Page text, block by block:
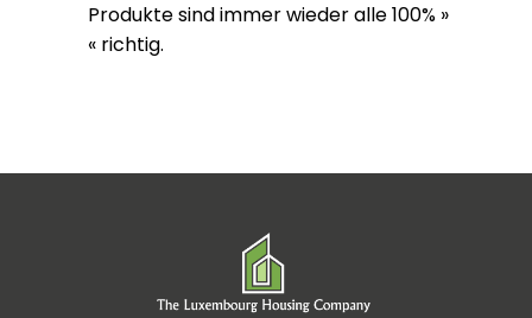
Produkte sind immer wieder alle 100% »
« richtig.